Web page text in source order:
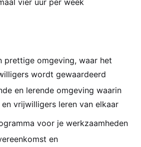
vier uur per week
prettige omgeving, waar het
wordt gewaardeerd
en lerende omgeving waarin
vrijwilligers leren van elkaar
voor je werkzaamheden
en